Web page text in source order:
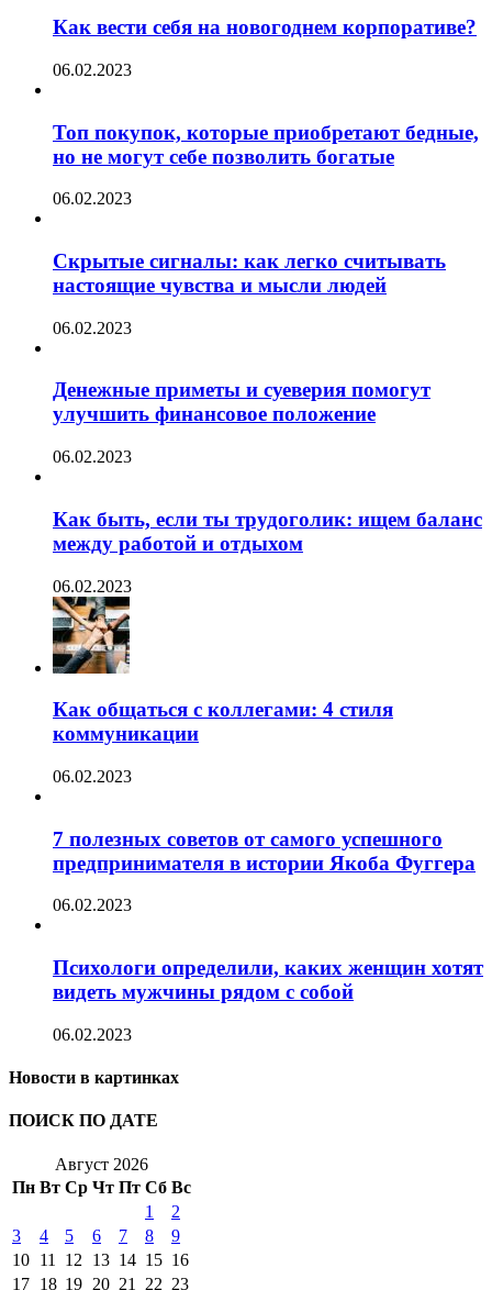
Как вести себя на новогоднем корпоративе?
06.02.2023
Топ покупок, которые приобретают бедные,
но не могут себе позволить богатые
06.02.2023
Скрытые сигналы: как легко считывать
настоящие чувства и мысли людей
06.02.2023
Денежные приметы и суеверия помогут
улучшить финансовое положение
06.02.2023
Как быть, если ты трудоголик: ищем баланс
между работой и отдыхом
06.02.2023
Как общаться с коллегами: 4 стиля
коммуникации
06.02.2023
7 полезных советов от самого успешного
предпринимателя в истории Якоба Фуггера
06.02.2023
Психологи определили, каких женщин хотят
видеть мужчины рядом с собой
06.02.2023
Новости в картинках
ПОИСК ПО ДАТЕ
Август 2026
Пн Вт Ср Чт Пт Сб Вс
1
2
3
4 5 6 7 8
9
10 11 12 13 14 15 16
17 18 19 20 21 22 23